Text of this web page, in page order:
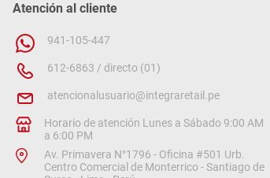
Atención al cliente
941-105-447
612-6863 / directo (01)
atencionalusuario@integraretail.pe
Horario de atención Lunes a Sábado 9:00 AM
a 6:00 PM
Av. Primavera N°1796 - Oficina #501 Urb.
Centro Comercial de Monterrico - Santiago de